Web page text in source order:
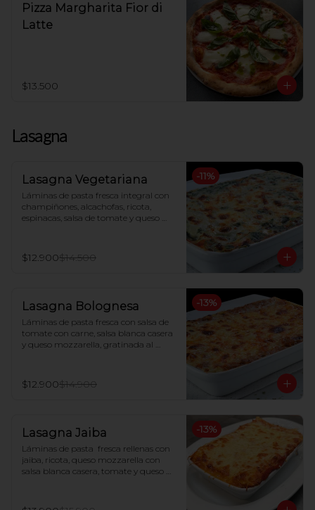
Pizza Margharita Fior di
Latte
$13.500
Lasagna
-11%
Lasagna Vegetariana
Láminas de pasta fresca integral con
champiñones, alcachofas, ricota,
espinacas, salsa de tomate y queso
$12.900$14.500
-13%
Lasagna Bolognesa
Láminas de pasta fresca con salsa de
tomate con carne, salsa blanca casera
y queso mozzarella, gratinada al
$12.900$14.900
-13%
Lasagna Jaiba
Láminas de pasta  fresca rellenas con
jaiba, ricota, queso mozzarella con
salsa blanca casera, tomate y queso